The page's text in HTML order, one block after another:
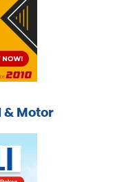
& Motor